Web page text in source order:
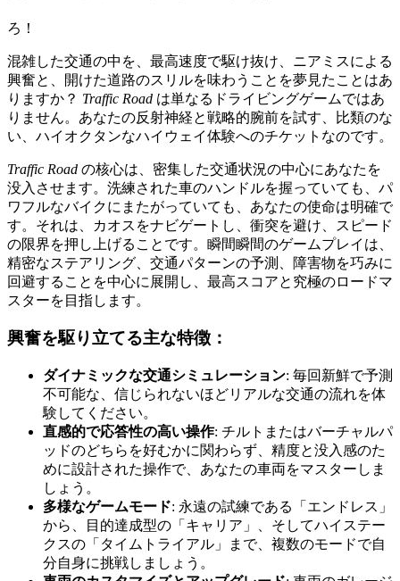
ろ！
混雑した交通の中を、最高速度で駆け抜け、ニアミスによる
興奮と、開けた道路のスリルを味わうことを夢見たことはあ
りますか？ Traffic Road は単なるドライビングゲームではあ
りません。あなたの反射神経と戦略的腕前を試す、比類のな
い、ハイオクタンなハイウェイ体験へのチケットなのです。
Traffic Road の核心は、密集した交通状況の中心にあなたを
没入させます。洗練された車のハンドルを握っていても、パ
ワフルなバイクにまたがっていても、あなたの使命は明確で
す。それは、カオスをナビゲートし、衝突を避け、スピード
の限界を押し上げることです。瞬間瞬間のゲームプレイは、
精密なステアリング、交通パターンの予測、障害物を巧みに
回避することを中心に展開し、最高スコアと究極のロードマ
スターを目指します。
興奮を駆り立てる主な特徴：
ダイナミックな交通シミュレーション: 毎回新鮮で予測
不可能な、信じられないほどリアルな交通の流れを体
験してください。
直感的で応答性の高い操作: チルトまたはバーチャルパ
ッドのどちらを好むかに関わらず、精度と没入感のた
めに設計された操作で、あなたの車両をマスターしま
しょう。
多様なゲームモード: 永遠の試練である「エンドレス」
から、目的達成型の「キャリア」、そしてハイステー
クスの「タイムトライアル」まで、複数のモードで自
分自身に挑戦しましょう。